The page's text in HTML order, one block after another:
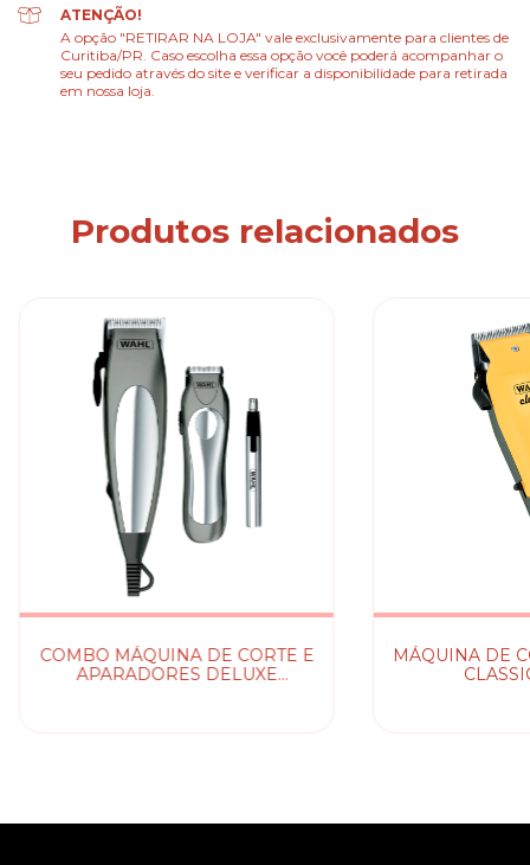
ATENÇÃO!
A opção "RETIRAR NA LOJA" vale exclusivamente para clientes de
Curitiba/PR. Caso escolha essa opção você poderá acompanhar o
seu pedido através do site e verificar a disponibilidade para retirada
em nossa loja.
Produtos relacionados
COMBO MÁQUINA DE CORTE E
APARADORES DELUXE
MÁQUINA DE